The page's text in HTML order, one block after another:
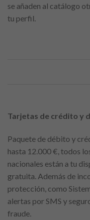
se añaden al catálogo
tu perfil.
Tarjetas de crédito y
Paquete de débito y
hasta 12.000 €, todos
nacionales están a tu
gratuita. Además de
protección, como
alertas por SMS y
fraude.